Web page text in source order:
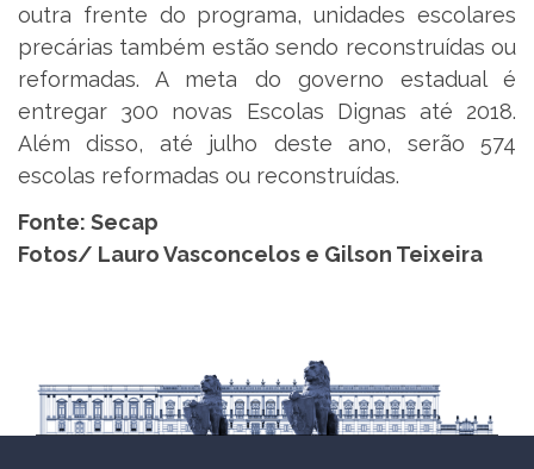
outra frente do programa, unidades escolares
precárias também estão sendo reconstruídas ou
reformadas. A meta do governo estadual é
entregar 300 novas Escolas Dignas até 2018.
Além disso, até julho deste ano, serão 574
escolas reformadas ou reconstruídas.
Fonte: Secap
Fotos/ Lauro Vasconcelos e Gilson Teixeira